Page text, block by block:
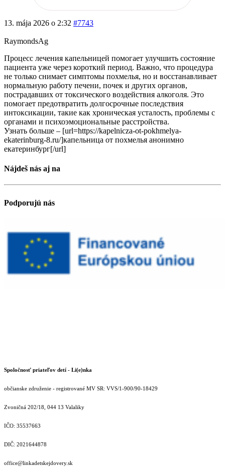
13. mája 2026 o 2:32 #7743
RaymondsAg
Процесс лечения капельницей помогает улучшить состояние
пациента уже через короткий период. Важно, что процедура
не только снимает симптомы похмелья, но и восстанавливает
нормальную работу печени, почек и других органов,
пострадавших от токсического воздействия алкоголя. Это
помогает предотвратить долгосрочные последствия
интоксикации, такие как хроническая усталость, проблемы с
органами и психоэмоциональные расстройства.
Узнать больше – [url=https://kapelnicza-ot-pokhmelya-
ekaterinburg-8.ru/]капельница от похмелья анонимно
екатеринбург[/url]
Nájdeš nás aj na
Podporujú nás
Spoločnosť priateľov detí - Li(e)nka
občianske združenie - registrované MV SR: VVS/1-900/90-18429
Zvoničná 202/18, 044 13 Valaliky
IČO: 35537663
DIČ: 2021644878
office@linkadetskejdovery.sk